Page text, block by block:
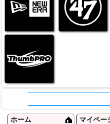
ホーム マイペー